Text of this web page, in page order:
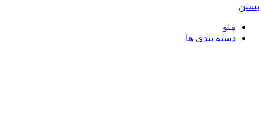
بستن
منو
دسته بندی ها